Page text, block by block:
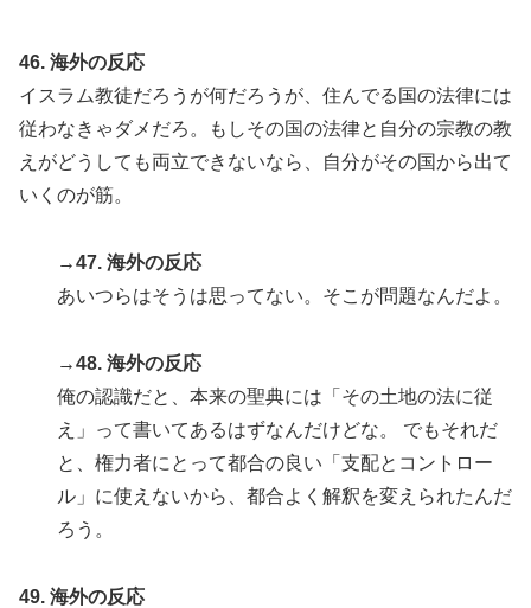
46. 海外の反応
イスラム教徒だろうが何だろうが、住んでる国の法律には
従わなきゃダメだろ。もしその国の法律と自分の宗教の教
えがどうしても両立できないなら、自分がその国から出て
いくのが筋。
→47. 海外の反応
あいつらはそうは思ってない。そこが問題なんだよ。
→48. 海外の反応
俺の認識だと、本来の聖典には「その土地の法に従
え」って書いてあるはずなんだけどな。 でもそれだ
と、権力者にとって都合の良い「支配とコントロー
ル」に使えないから、都合よく解釈を変えられたんだ
ろう。
49. 海外の反応